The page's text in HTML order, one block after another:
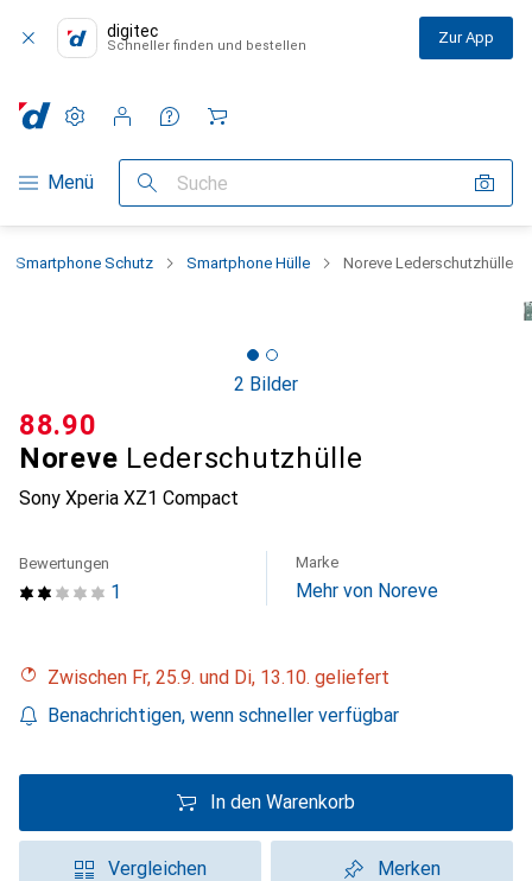
digitec
Schneller finden und bestellen Zur App
Navigation nach Kategorien
Menü Suche
Einstellungen
Kundenkonto
Vergleichslisten
Merklisten
Warenkorb
Smartphone Schutz Smartphone Hülle Noreve Lederschutzhülle
2 Bilder
Noreve Lederschutzhülle
Sony Xperia XZ1 Compact
CHF
88.90
1
Bewertungen Marke
Mehr von Noreve
Zwischen Fr, 25.9. und Di, 13.10. geliefert
Benachrichtigen, wenn schneller verfügbar
In den Warenkorb
Vergleichen Merken